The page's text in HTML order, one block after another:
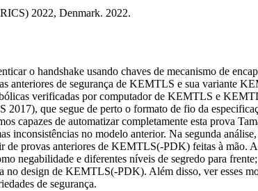
2022, Denmark. 2022.
o handshake usando chaves de mecanismo de
anteriores de segurança de KEMTLS e sua variante
verificadas por computador de KEMTLS e
2017), que segue de perto o formato de fio da
capazes de automatizar completamente esta prova
inconsistências no modelo anterior. Na segunda
de provas anteriores de KEMTLS(-PDK) feitas à mão.
negabilidade e diferentes níveis de segredo para
no design de KEMTLS(-PDK). Além disso, ver esses
de segurança.